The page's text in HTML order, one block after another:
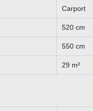
Carport
520cm
550cm
29 m²